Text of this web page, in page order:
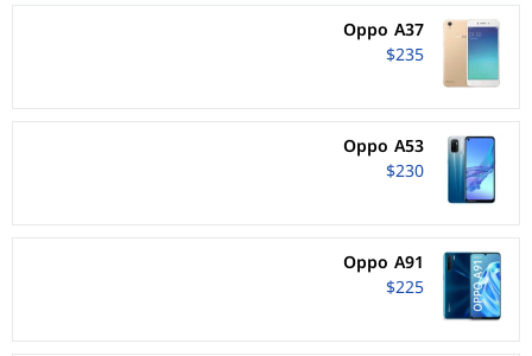
Oppo A37
$235
Oppo A53
$230
Oppo A91
$225